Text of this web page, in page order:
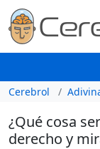
Cerebrol
¿Qué cosa
derecho y